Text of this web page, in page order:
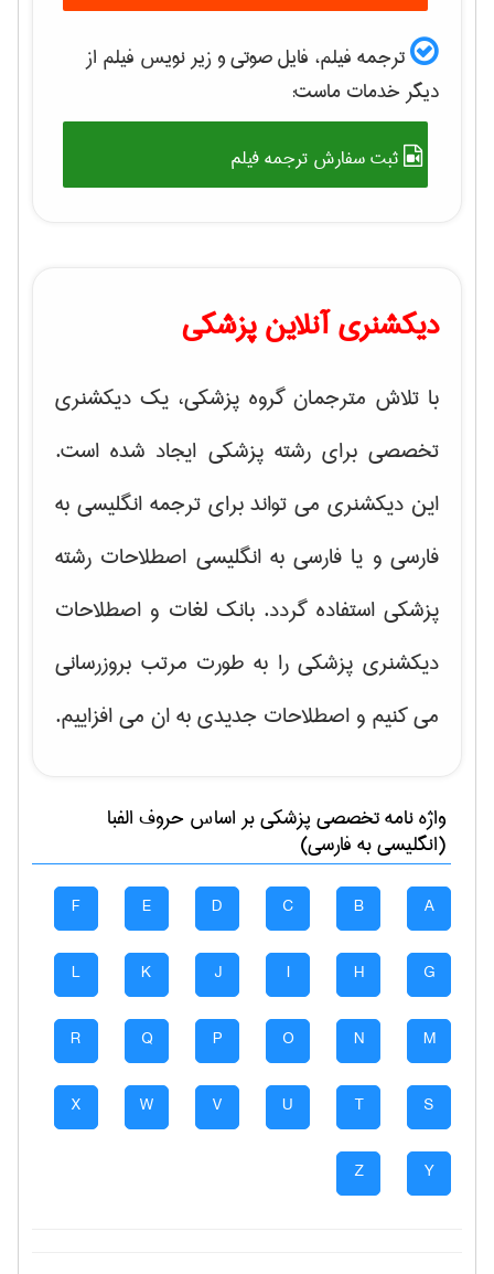
ترجمه فیلم، فایل صوتی و زیر نویس فیلم از
دیگر خدمات ماست:
ثبت سفارش ترجمه فیلم
دیکشنری آنلاین پزشکی
با تلاش مترجمان گروه پزشکی، یک دیکشنری
تخصصی برای رشته پزشکی ایجاد شده است.
این دیکشنری می تواند برای ترجمه انگلیسی به
فارسی و یا فارسی به انگلیسی اصطلاحات رشته
پزشکی استفاده گردد. بانک لغات و اصطلاحات
دیکشنری پزشکی را به طورت مرتب بروزرسانی
می کنیم و اصطلاحات جدیدی به ان می افزاییم.
واژه نامه تخصصیپزشكیبر اساس حروف الفبا
(انگلیسی به فارسی)
A
B
C
D
E
F
G
H
I
J
K
L
M
N
O
P
Q
R
S
T
U
V
W
X
Y
Z